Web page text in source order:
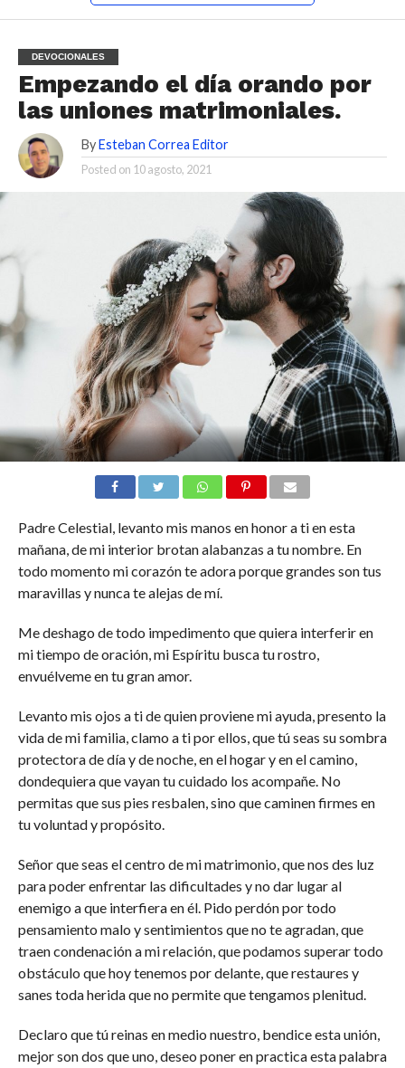
DEVOCIONALES
Empezando el día orando por
las uniones matrimoniales.
By Esteban Correa Editor
Posted on 10 agosto, 2021
Padre Celestial, levanto mis manos en honor a ti en esta
mañana, de mi interior brotan alabanzas a tu nombre. En
todo momento mi corazón te adora porque grandes son tus
maravillas y nunca te alejas de mí.
Me deshago de todo impedimento que quiera interferir en
mi tiempo de oración, mi Espíritu busca tu rostro,
envuélveme en tu gran amor.
Levanto mis ojos a ti de quien proviene mi ayuda, presento la
vida de mi familia, clamo a ti por ellos, que tú seas su sombra
protectora de día y de noche, en el hogar y en el camino,
dondequiera que vayan tu cuidado los acompañe. No
permitas que sus pies resbalen, sino que caminen firmes en
tu voluntad y propósito.
Señor que seas el centro de mi matrimonio, que nos des luz
para poder enfrentar las dificultades y no dar lugar al
enemigo a que interfiera en él. Pido perdón por todo
pensamiento malo y sentimientos que no te agradan, que
traen condenación a mi relación, que podamos superar todo
obstáculo que hoy tenemos por delante, que restaures y
sanes toda herida que no permite que tengamos plenitud.
Declaro que tú reinas en medio nuestro, bendice esta unión,
mejor son dos que uno, deseo poner en practica esta palabra